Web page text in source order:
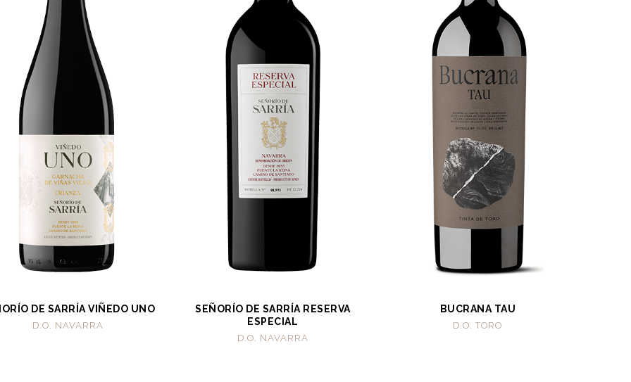
DE SARRÍA VIÑEDO UNO
D.O. NAVARRA
SEÑORÍO DE SARRÍA RESERVA
ESPECIAL
D.O. NAVARRA
BUCRANA TAU
D.O. TORO